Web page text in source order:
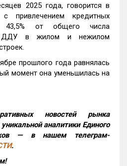
2025 года, говорится в
привлечением кредитных
43,5% от общего числа
ДДУ в жилом и нежилом
прошлого года равнялась
момент она уменьшилась на
новостей рынка
аналитики Единого
— в нашем телеграм-
.